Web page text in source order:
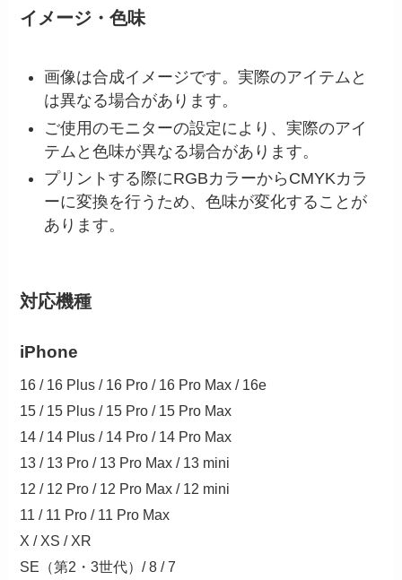
イメージ・色味
画像は合成イメージです。実際のアイテムと
は異なる場合があります。
ご使用のモニターの設定により、実際のアイ
テムと色味が異なる場合があります。
プリントする際にRGBカラーからCMYKカラ
ーに変換を行うため、色味が変化することが
あります。
対応機種
iPhone
16 / 16 Plus / 16 Pro / 16 Pro Max / 16e
15 / 15 Plus / 15 Pro / 15 Pro Max
14 / 14 Plus / 14 Pro / 14 Pro Max
13 / 13 Pro / 13 Pro Max / 13 mini
12 / 12 Pro / 12 Pro Max / 12 mini
11 / 11 Pro / 11 Pro Max
X / XS / XR
SE（第2・3世代）/ 8 / 7